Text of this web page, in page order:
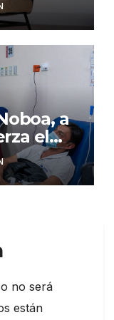
a
el
de
no será
están